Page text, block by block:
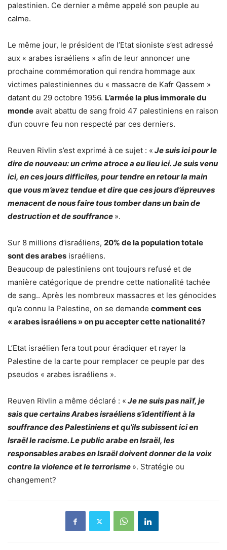
palestinien. Ce dernier a même appelé son peuple au
calme.
Le même jour, le président de l’Etat sioniste s’est adressé
aux « arabes israéliens » afin de leur annoncer une
prochaine commémoration qui rendra hommage aux
victimes palestiniennes du « massacre de Kafr Qassem »
datant du 29 octobre 1956. L’armée la plus immorale du
monde avait abattu de sang froid 47 palestiniens en raison
d’un couvre feu non respecté par ces derniers.
Reuven Rivlin s’est exprimé à ce sujet : « Je suis ici pour le
dire de nouveau: un crime atroce a eu lieu ici. Je suis venu
ici, en ces jours difficiles, pour tendre en retour la main
que vous m’avez tendue et dire que ces jours d’épreuves
menacent de nous faire tous tomber dans un bain de
destruction et de souffrance ».
Sur 8 millions d’israéliens, 20% de la population totale
sont des arabes israéliens.
Beaucoup de palestiniens ont toujours refusé et de
manière catégorique de prendre cette nationalité tachée
de sang.. Après les nombreux massacres et les génocides
qu’a connu la Palestine, on se demande comment ces
« arabes israéliens » on pu accepter cette nationalité?
L’Etat israélien fera tout pour éradiquer et rayer la
Palestine de la carte pour remplacer ce peuple par des
pseudos « arabes israéliens ».
Reuven Rivlin a même déclaré : « Je ne suis pas naïf, je
sais que certains Arabes israéliens s’identifient à la
souffrance des Palestiniens et qu’ils subissent ici en
Israël le racisme. Le public arabe en Israël, les
responsables arabes en Israël doivent donner de la voix
contre la violence et le terrorisme ». Stratégie ou
changement?